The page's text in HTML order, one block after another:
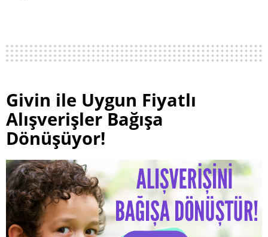
Givin ile Uygun Fiyatlı
Alışverişler Bağışa
Dönüşüyor!